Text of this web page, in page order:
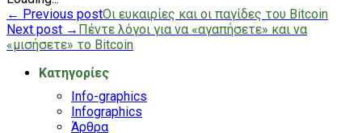
← Previous postΟι ευκαιρίες και οι παγίδες του Bitcoin
Next post → Πέντε λόγοι για να «αγαπήσετε» και να
«μισήσετε» το Bitcoin
Kατηγορίες
Info-graphics
Infographics
Άρθρα